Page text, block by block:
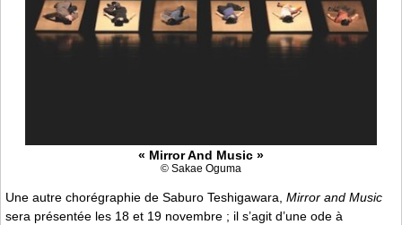
« Mirror And Music »
© Sakae Oguma
Une autre chorégraphie de Saburo Teshigawara, Mirror and Music
sera présentée les 18 et 19 novembre ; il s’agit d’une ode à